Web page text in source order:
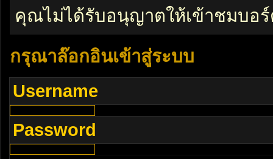
คุณไม่ได้รับอนุญาตให้เข้าชมบอ
กรุณาล๊อกอินเข้าสู่ระบบ
Username
Password